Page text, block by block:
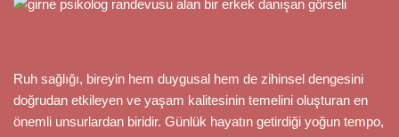
Ruh sağlığı, bireyin hem duygusal hem de zihinsel dengesini
doğrudan etkileyen ve yaşam kalitesinin temelini oluşturan en
önemli unsurlardan biridir. Günlük hayatın getirdiği yoğun tempo,